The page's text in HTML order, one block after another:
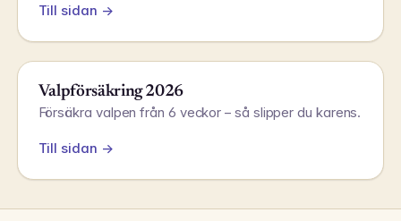
Till sidan →
Valpförsäkring 2026
Försäkra valpen från 6 veckor – så slipper du karens.
Till sidan →